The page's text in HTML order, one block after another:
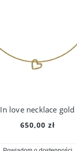
In love necklace gold
650,00 zł